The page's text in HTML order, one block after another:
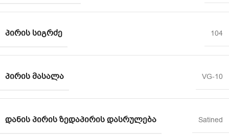
ᲞᲘᲠᲘᲡ ᲡᲘᲒᲠᲫᲔ 104
ᲞᲘᲠᲘᲡ ᲛᲐᲡᲐᲚᲐ VG-10
ᲓᲐᲜᲘᲡ ᲞᲘᲠᲘᲡ ᲖᲔᲓᲐᲞᲘᲠᲘᲡ ᲓᲐᲡᲠᲣᲚᲔᲑᲐ Satined